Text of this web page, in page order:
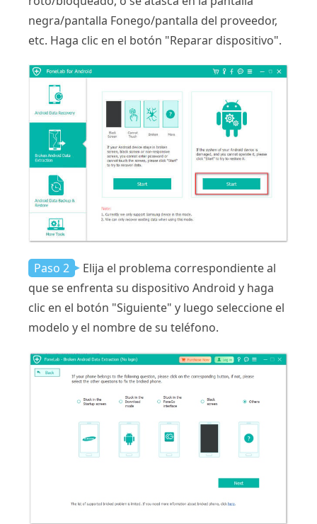
negra/pantalla Fonego/pantalla del proveedor,
etc. Haga clic en el botón "Reparar dispositivo".
Paso 2
Elija el problema correspondiente al
que se enfrenta su dispositivo Android y haga
clic en el botón "Siguiente" y luego seleccione el
modelo y el nombre de su teléfono.